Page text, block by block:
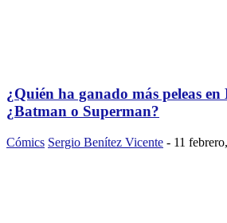
¿Quién ha ganado más peleas en
¿Batman o Superman?
Cómics Sergio Benítez Vicente - 11